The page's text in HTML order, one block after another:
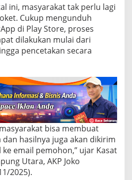
C
K
L
e
w
a
p
l
i
k
a
s
i
P
O
R
I
ini, masyarakat tak perlu lagi
Cukup mengunduh
di Play Store, proses
dilakukan mulai dari
pencetakan secara
bisa membuat
dan hasilnya juga akan dikirim
email pemohon,” ujar Kasat
Utara, AKP Joko
2025).